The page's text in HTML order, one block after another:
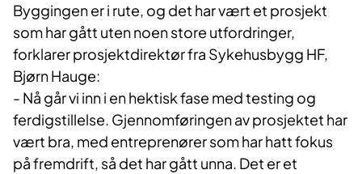
Byggingen er i rute, og det har vært et prosjekt
som har gått uten noen store utfordringer,
forklarer prosjektdirektør fra Sykehusbygg HF,
Bjørn Hauge:
- Nå går vi inn i en hektisk fase med testing og
ferdigstillelse. Gjennomføringen av prosjektet har
vært bra, med entreprenører som har hatt fokus
på fremdrift, så det har gått unna. Det er et